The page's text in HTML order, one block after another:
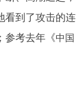
看到了攻击的连
参考去年《中国